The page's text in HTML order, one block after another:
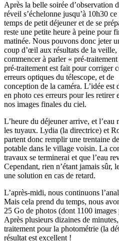
Après la belle soirée d’observation
réveil s’échelonne jusqu’à 10h30
temps de petit déjeuner et de se
reste une petite heure à peine pour
matinée. Nous pouvons donc jeter
coup d’œil aux résultats de la veille,
commencer à parler « pré-
pré-traitement est fait pour corriger
erreurs optiques du télescope, et de
conception de la caméra. L’idée est
en photo ces erreurs pour les retirer
nos images finales du ciel.
L’heure du déjeuner arrive, et l’eau
les tuyaux. Lydia (la directrice) et
partent donc remplir une trentaine
potable dans le village voisin. La
travaux se terminerai et que l’eau
Cependant, rien n’étant jamais sûr,
une solution en cas de retard.
L’après-midi, nous continuons
Mais cela prend du temps, nous
25 Go de photos (dont 1100
Après plusieurs dizaines de
traitement pour la photométrie (la
résultat est excellent !